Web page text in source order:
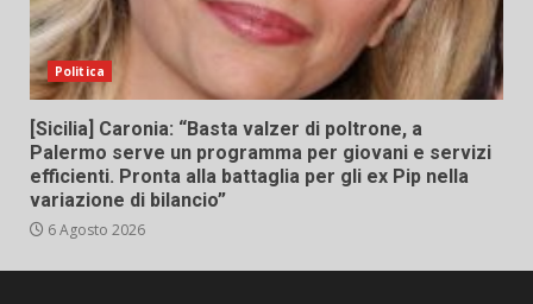
Politica
[Sicilia] Caronia: “Basta valzer di poltrone, a
Palermo serve un programma per giovani e servizi
efficienti. Pronta alla battaglia per gli ex Pip nella
variazione di bilancio”
6 Agosto 2026